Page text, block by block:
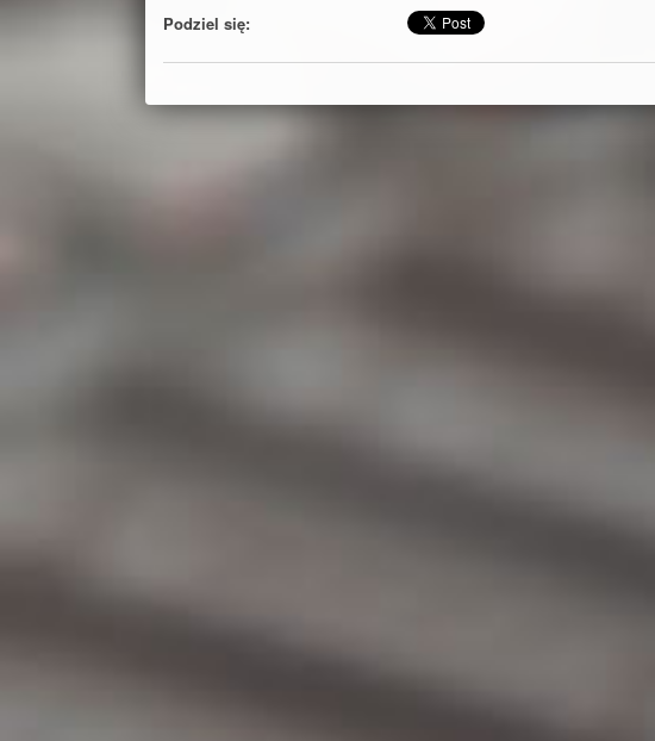
Podziel się: